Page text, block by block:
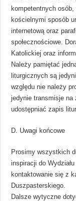
kompetentnych
kościelnymi sposób
internetową oraz
społecznościowe.
Katolickiej oraz
Należy pamiętać
liturgicznych są
względu nie należy
jedynie transmisje na
udostępniać zapis
D. Uwagi końcowe
Prosimy wszystkich
inspiracji do
kontaktowanie się z
Duszpasterskiego.
Dalsze wytyczne